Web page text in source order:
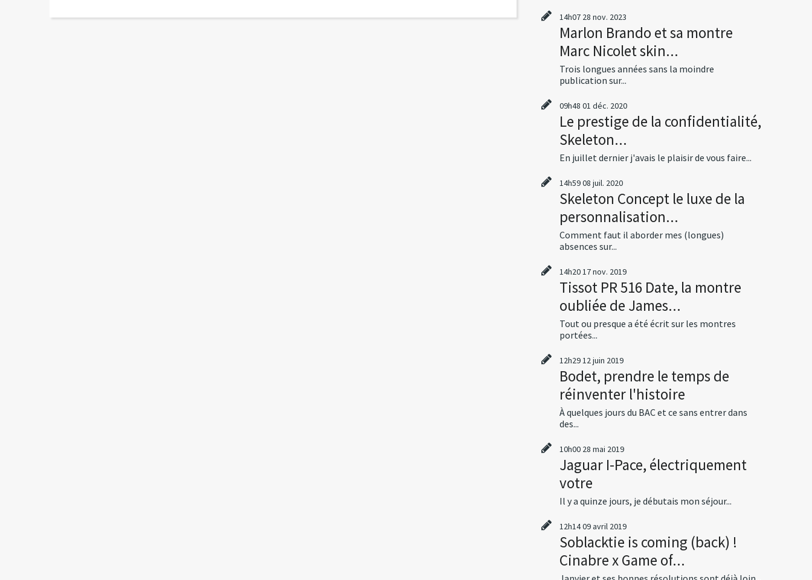
14h07 28 nov. 2023
Marlon Brando et sa montre
Marc Nicolet skin...
Trois longues années sans la moindre
publication sur...
09h48 01 déc. 2020
Le prestige de la confidentialité,
Skeleton...
En juillet dernier j'avais le plaisir de vous faire...
14h5908 juil. 2020
Skeleton Concept le luxe de la
personnalisation...
Comment faut il aborder mes (longues)
absences sur...
14h2017nov. 2019
Tissot PR 516 Date, la montre
oubliée de James...
Tout ou presque a été écrit sur les montres
portées...
12h2912juin 2019
Bodet, prendre le temps de
réinventer l'histoire
À quelques jours du BAC et ce sans entrer dans
des...
10h00 28 mai 2019
Jaguar I-Pace, électriquement
votre
Il y a quinze jours, je débutais mon séjour...
12h1409avril 2019
Soblacktie is coming (back) !
Cinabre x Game of...